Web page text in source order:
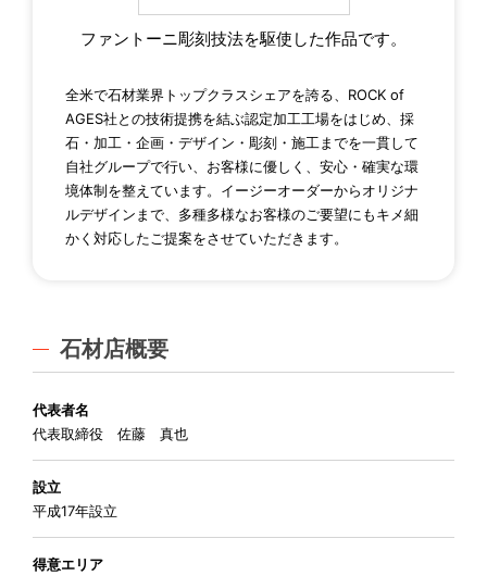
ファントーニ彫刻技法を駆使した作品です。
全米で石材業界トップクラスシェアを誇る、ROCK of
AGES社との技術提携を結ぶ認定加工工場をはじめ、採
石・加工・企画・デザイン・彫刻・施工までを一貫して
自社グループで行い、お客様に優しく、安心・確実な環
境体制を整えています。イージーオーダーからオリジナ
ルデザインまで、多種多様なお客様のご要望にもキメ細
かく対応したご提案をさせていただきます。
石材店概要
代表者名
代表取締役 佐藤 真也
設立
平成17年設立
得意エリア